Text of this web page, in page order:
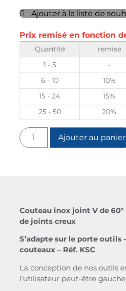
Ajouter à la liste de
Prix remisé en fonction
Quantité remise
1 - 5
-
6 - 10
10%
15 - 24
15%
25 - 50
20%
Ajouter au panier
Couteau inox joint V de
de joints creux
S’adapte sur le porte outils
couteaux – Réf. KSC
La conception de nos outils
l’utilisateur peut-être